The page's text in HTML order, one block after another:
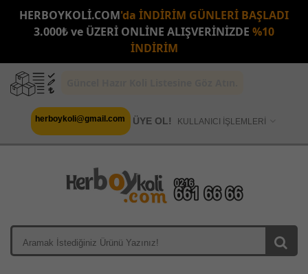
HERBOYKOLİ.COM'da İNDİRİM GÜNLERİ BAŞLADI
3.000₺ ve ÜZERİ ONLİNE ALIŞVERİNİZDE %10
İNDİRİM
KULLANICI İŞLEMLERİ
ÜYE OL!
herboykoli@gmail.com